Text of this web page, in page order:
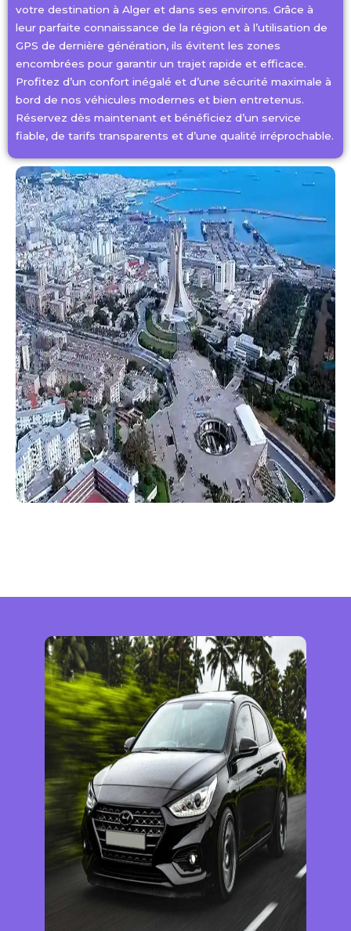
votre destination à Alger et dans ses environs. Grâce à
leur parfaite connaissance de la région et à l’utilisation de
GPS de dernière génération, ils évitent les zones
encombrées pour garantir un trajet rapide et efficace.
Profitez d’un confort inégalé et d’une sécurité maximale à
bord de nos véhicules modernes et bien entretenus.
Réservez dès maintenant et bénéficiez d’un service
fiable, de tarifs transparents et d’une qualité irréprochable.